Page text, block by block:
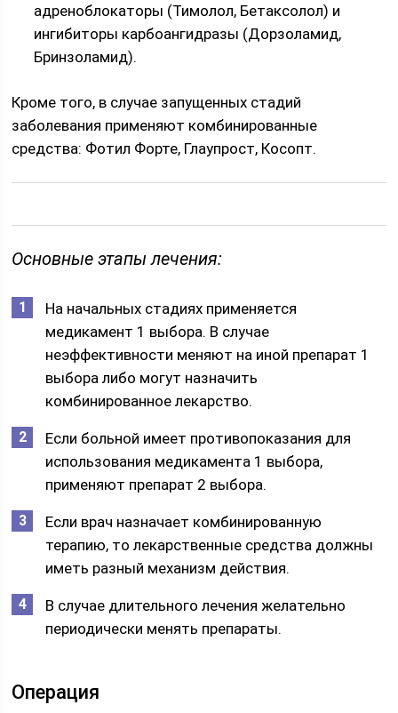
адреноблокаторы (Тимолол, Бетаксолол) и
ингибиторы карбоангидразы (Дорзоламид,
Бринзоламид).
Кроме того, в случае запущенных стадий
заболевания применяют комбинированные
средства: Фотил Форте, Глаупрост, Косопт.
Основные этапы лечения:
На начальных стадиях применяется
медикамент 1 выбора. В случае
неэффективности меняют на иной препарат 1
выбора либо могут назначить
комбинированное лекарство.
Если больной имеет противопоказания для
использования медикамента 1 выбора,
применяют препарат 2 выбора.
Если врач назначает комбинированную
терапию, то лекарственные средства должны
иметь разный механизм действия.
В случае длительного лечения желательно
периодически менять препараты.
Операция